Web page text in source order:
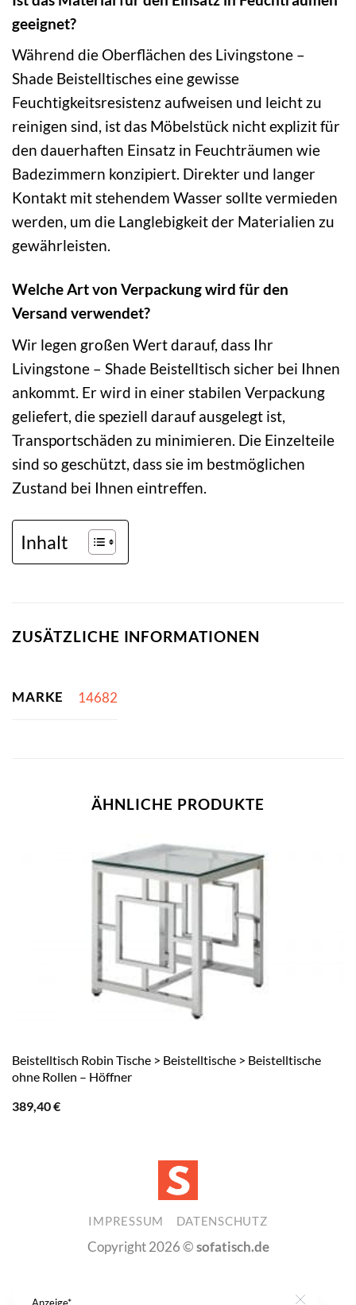
geeignet?
Während die Oberflächen des Livingstone –
Shade Beistelltisches eine gewisse
Feuchtigkeitsresistenz aufweisen und leicht zu
reinigen sind, ist das Möbelstück nicht explizit für
den dauerhaften Einsatz in Feuchträumen wie
Badezimmern konzipiert. Direkter und langer
Kontakt mit stehendem Wasser sollte vermieden
werden, um die Langlebigkeit der Materialien zu
gewährleisten.
Welche Art von Verpackung wird für den
Versand verwendet?
Wir legen großen Wert darauf, dass Ihr
Livingstone – Shade Beistelltisch sicher bei Ihnen
ankommt. Er wird in einer stabilen Verpackung
geliefert, die speziell darauf ausgelegt ist,
Transportschäden zu minimieren. Die Einzelteile
sind so geschützt, dass sie im bestmöglichen
Zustand bei Ihnen eintreffen.
Inhalt
ZUSÄTZLICHE INFORMATIONEN
MARKE 14682
ÄHNLICHE PRODUKTE
Beistelltisch Robin Tische > Beistelltische > Beistelltische
ohne Rollen – Höffner
389,40€
IMPRESSUM DATENSCHUTZ
Copyright 2026 ©sofatisch.de
Anzeige*